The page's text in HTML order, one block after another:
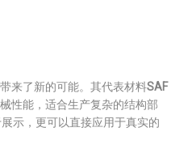
来了新的可能。其代表材料SAF
性能，适合生产复杂的结构部
示，更可以直接应用于真实的